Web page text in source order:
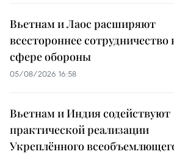
Вьетнам и Лаос расширяют
всестороннее сотрудничество
сфере обороны
05/08/2026 16:58
Вьетнам и Индия содействуют
практической реализации
Укреплённого